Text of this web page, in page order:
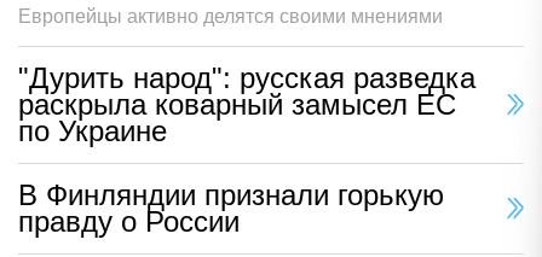
Европейцы активно делятся своими мнениями
"Дурить народ": русская разведка
раскрыла коварный замысел ЕС
по Украине
В Финляндии признали горькую
правду о России